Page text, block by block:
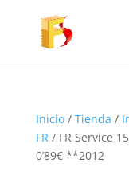
Inicio/ Tienda /
FR/ FR Service
0’89€ **2012